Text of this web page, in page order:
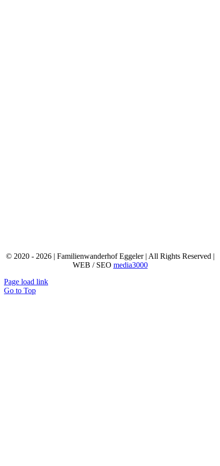
© 2020 - 2026 | Familienwanderhof Eggeler | All Rights Reserved |
WEB / SEO media3000
Page load link
Go to Top